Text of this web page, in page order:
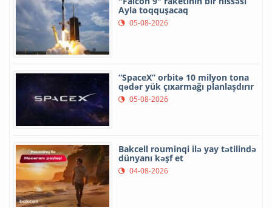
Ayla toqquşacaq
05-08-2026
“SpaceX” orbitə 10 milyon tona
qədər yük çıxarmağı planlaşdırır
05-08-2026
Bakcell rouminqi ilə yay tətilində
dünyanı kəşf et
04-08-2026